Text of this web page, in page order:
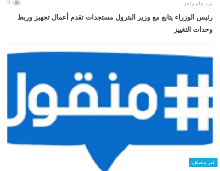
منذ عام واحد 0
رئيس الوزراء يتابع مع وزير البترول مستجدات تقدم أعمال تجهيز وربط
وحدات التغييز
غير مصنف